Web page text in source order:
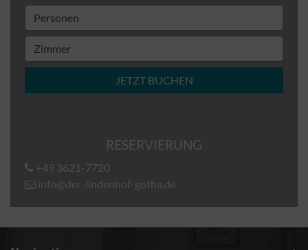
JETZT BUCHEN
RESERVIERUNG
+49 3621-7720
info@der-lindenhof-gotha.de